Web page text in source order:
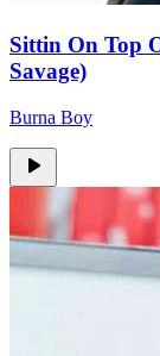
Sittin On Top
Savage)
Burna Boy